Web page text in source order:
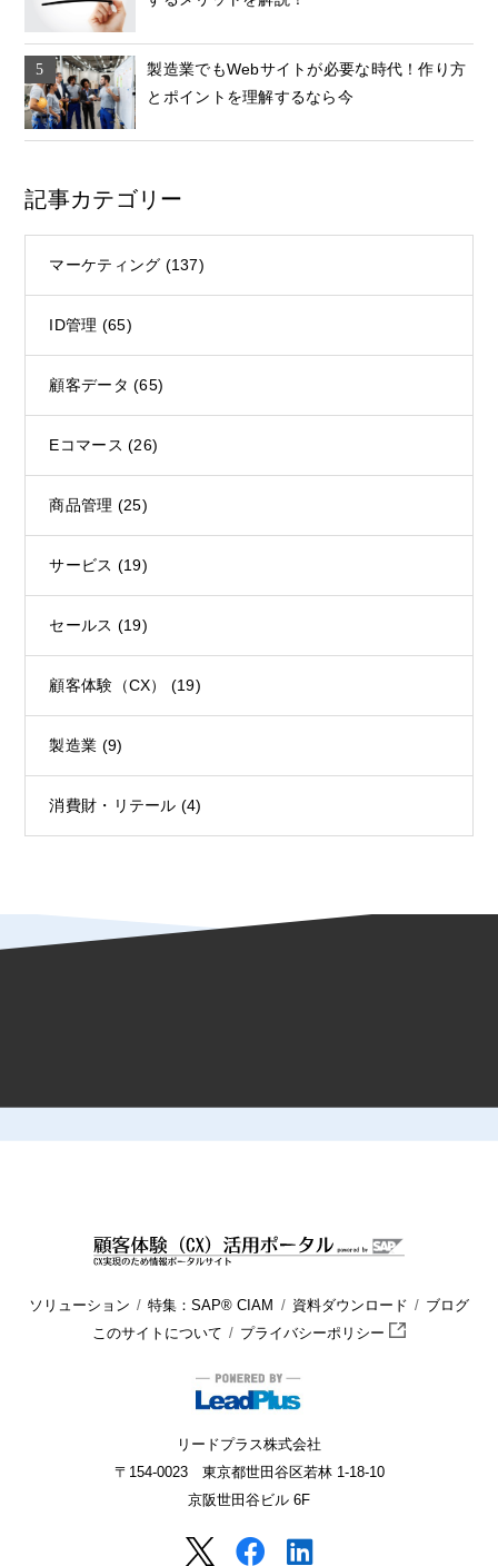
製造業でもWebサイトが必要な時代！作り方
とポイントを理解するなら今
記事カテゴリー
マーケティング (137)
ID管理 (65)
顧客データ(65)
Eコマース(26)
商品管理 (25)
サービス (19)
セールス (19)
顧客体験（CX） (19)
製造業 (9)
消費財・リテール (4)
ソリューション 特集：SAP® CIAM 資料ダウンロード
ブログ
このサイトについて
プライバシーポリシー
リードプラス株式会社
〒154-0023 東京都世田谷区若林 1-18-10
京阪世田谷ビル 6F